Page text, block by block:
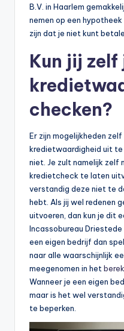
B.V. in Haarlem
nemen op een
zijn dat je niet kunt
Kun jij zelf
checken?
Er zijn mogelijkheden
kredietwaardigheid uit te
niet. Je zult namelijk zelf
kredietcheck te laten
verstandig deze niet te
hebt. Als jij wel redenen
uitvoeren, dan kun je dit
Incassobureau Driestede
een eigen bedrijf dan
naar alle waarschijnlijk
meegenomen in het
Wanneer je een eigen
maar is het wel
te beperken.